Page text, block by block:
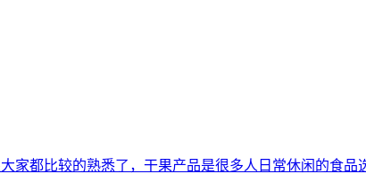
家都比较的熟悉了，干果产品是很多人日常休闲的食